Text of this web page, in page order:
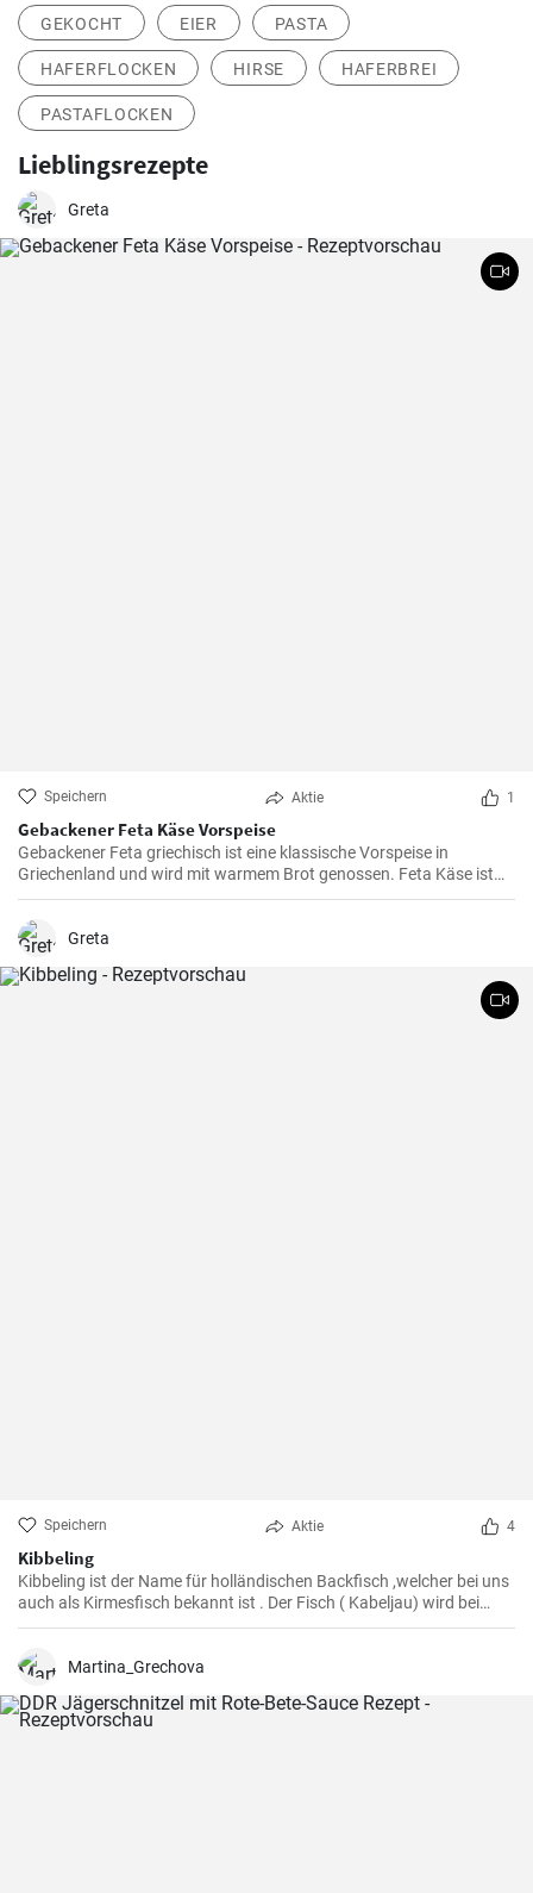
GEKOCHT EIER PASTA
HAFERFLOCKEN HIRSE HAFERBREI
PASTAFLOCKEN
Lieblingsrezepte
Greta
Speichern Aktie 1
Gebackener Feta Käse Vorspeise
Gebackener Feta griechisch ist eine klassische Vorspeise in
Griechenland und wird mit warmem Brot genossen. Feta Käse ist
aus Schafsmilch und schmeckt pikant aber nicht zu salzig .
Gebackener Feta im Ofen ist besonders köstlich. Probieren sie es
aus.
Greta
Speichern Aktie 4
Kibbeling
Kibbeling ist der Name für holländischen Backfisch ,welcher bei uns
auch als Kirmesfisch bekannt ist . Der Fisch ( Kabeljau) wird bei
diesem Rezept in heißem Öl fritiert bis er eine knusprike Kruste hat .
Martina_Grechova